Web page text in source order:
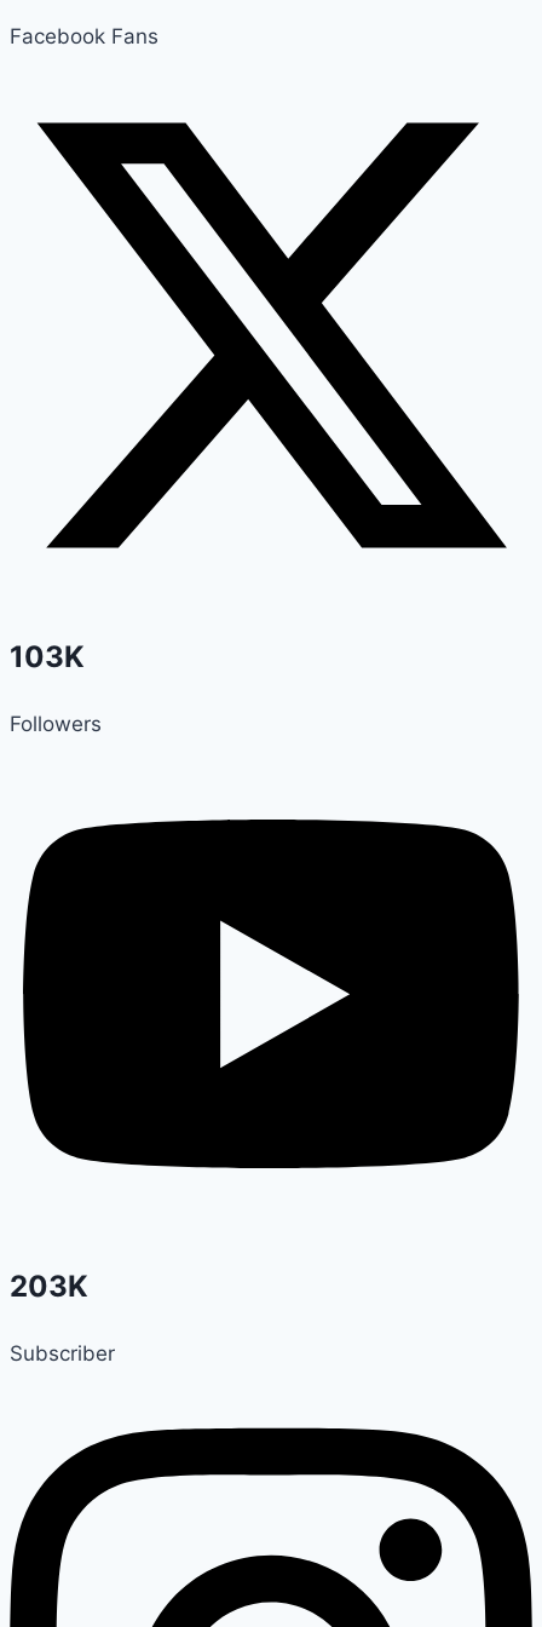
Facebook Fans
103K
Followers
203K
Subscriber